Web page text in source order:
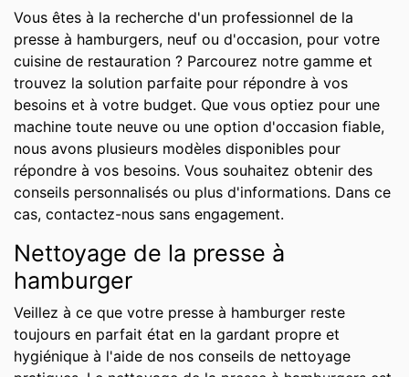
Vous êtes à la recherche d'un professionnel de la
presse à hamburgers, neuf ou d'occasion, pour votre
cuisine de restauration ? Parcourez notre gamme et
trouvez la solution parfaite pour répondre à vos
besoins et à votre budget. Que vous optiez pour une
machine toute neuve ou une option d'occasion fiable,
nous avons plusieurs modèles disponibles pour
répondre à vos besoins. Vous souhaitez obtenir des
conseils personnalisés ou plus d'informations. Dans ce
cas, contactez-nous sans engagement.
Nettoyage de la presse à
hamburger
Veillez à ce que votre presse à hamburger reste
toujours en parfait état en la gardant propre et
hygiénique à l'aide de nos conseils de nettoyage